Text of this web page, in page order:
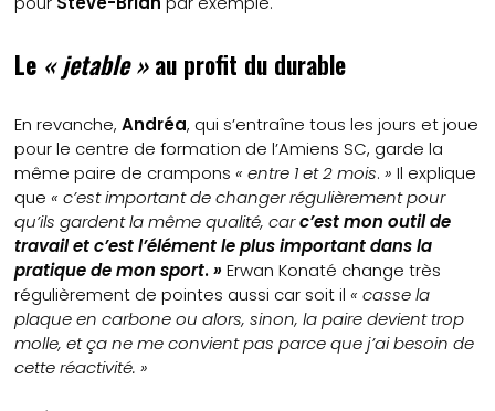
Le « jetable »au profit du durable
En revanche,Andréa, qui s’entraîne tous les jours et joue
pour le centre de formation de l’Amiens SC, garde la
même paire de crampons « entre 1 et 2 mois.» Il explique
que« c’est important de changer régulièrement pour
qu’ils gardent la même qualité, carc’est mon outil de
travail et c’est l’élément le plus important dans la
pratique de mon sport.» Erwan Konaté change très
régulièrement de pointes aussi car soit il « casse la
plaque en carbone ou alors, sinon, la paire devient trop
molle, et ça ne me convient pas parce que j’ai besoin de
cette réactivité. »